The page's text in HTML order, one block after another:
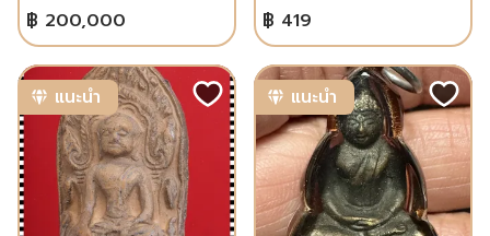
฿ 200,000 ฿ 419
แนะนำ แนะนำ